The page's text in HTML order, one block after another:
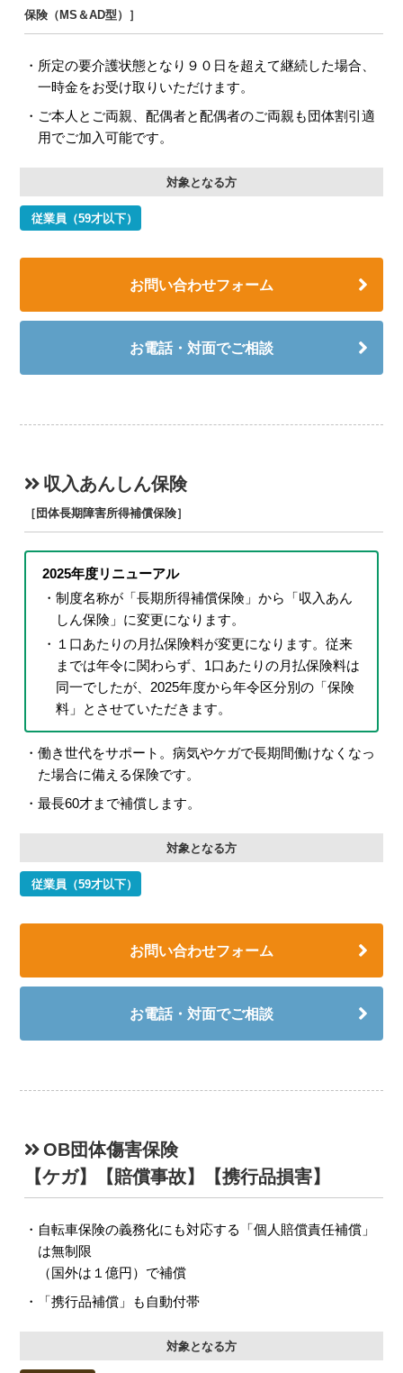
保険（MS＆AD型）］
所定の要介護状態となり９０日を超えて継続した場合、
一時金をお受け取りいただけます。
ご本人とご両親、配偶者と配偶者のご両親も団体割引適
用でご加入可能です。
対象となる方
従業員（59才以下）
お問い合わせフォーム
お電話・対面でご相談
収入あんしん保険
［団体長期障害所得補償保険］
2025年度リニューアル
制度名称が「長期所得補償保険」から「収入あん
しん保険」に変更になります。
１口あたりの月払保険料が変更になります。従来
までは年令に関わらず、1口あたりの月払保険料は
同一でしたが、2025年度から年令区分別の「保険
料」とさせていただきます。
働き世代をサポート。病気やケガで長期間働けなくなっ
た場合に備える保険です。
最長60才まで補償します。
対象となる方
従業員（59才以下）
お問い合わせフォーム
お電話・対面でご相談
OB団体傷害保険
【ケガ】【賠償事故】【携行品損害】
自転車保険の義務化にも対応する「個人賠償責任補償」
は無制限
（国外は１億円）で補償
「携行品補償」も自動付帯
対象となる方